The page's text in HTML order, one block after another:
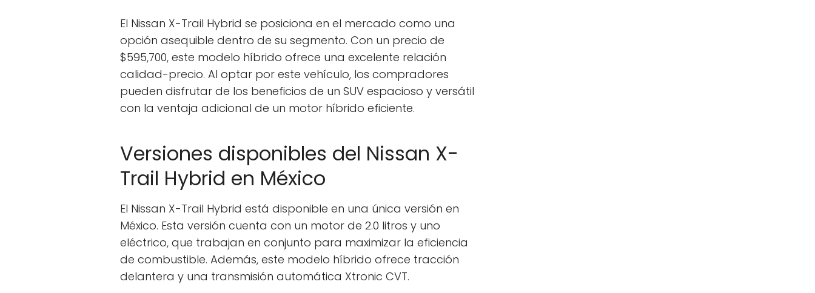
El Nissan X-Trail Hybrid se posiciona en el mercado como una
opción asequible dentro de su segmento. Con un precio de
$595,700, este modelo híbrido ofrece una excelente relación
calidad-precio. Al optar por este vehículo, los compradores
pueden disfrutar de los beneficios de un SUV espacioso y versátil
con la ventaja adicional de un motor híbrido eficiente.
Versiones disponibles del Nissan X-
Trail Hybrid en México
El Nissan X-Trail Hybrid está disponible en una única versión en
México. Esta versión cuenta con un motor de 2.0 litros y uno
eléctrico, que trabajan en conjunto para maximizar la eficiencia
de combustible. Además, este modelo híbrido ofrece tracción
delantera y una transmisión automática Xtronic CVT.